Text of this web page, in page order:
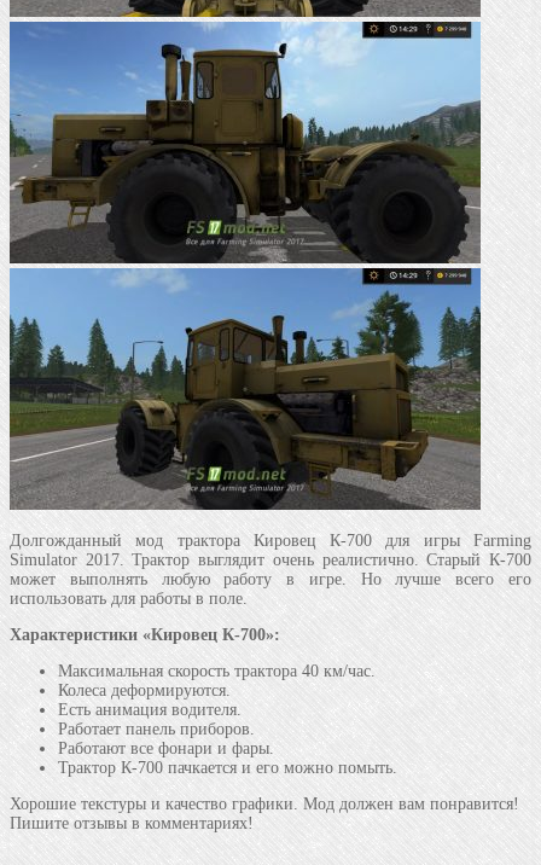
Долгожданный мод трактора Кировец К-700 для игры Farming
Simulator 2017. Трактор выглядит очень реалистично. Старый К-700
может выполнять любую работу в игре. Но лучше всего его
использовать для работы в поле.
Характеристики «Кировец К-700»:
Максимальная скорость трактора 40 км/час.
Колеса деформируются.
Есть анимация водителя.
Работает панель приборов.
Работают все фонари и фары.
Трактор К-700 пачкается и его можно помыть.
Хорошие текстуры и качество графики. Мод должен вам понравится!
Пишите отзывы в комментариях!